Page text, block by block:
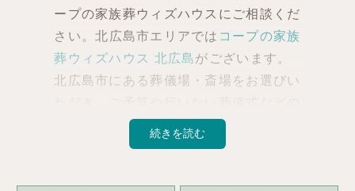
ープの家族葬ウィズハウスにご相談くだ
さい。北広島市エリアでは コープの家族
葬ウィズハウス 北広島 がございます。
北広島市にある葬儀場・斎場をお選びい
ご要望に合わせてお葬儀・葬式・家族葬
を執り行います。家族葬・一日葬・火葬
続きを読む